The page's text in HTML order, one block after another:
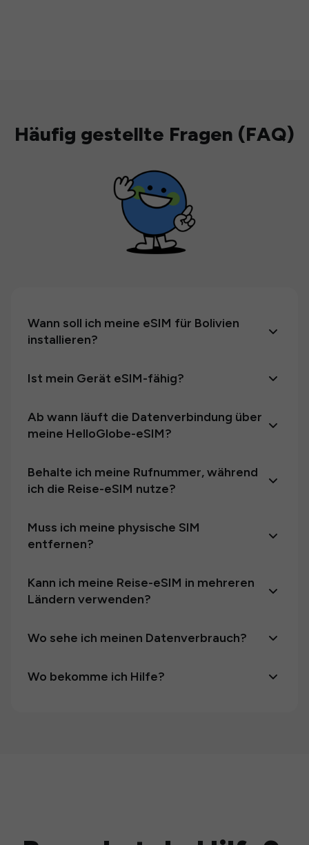
Häufig gestellte Fragen (FAQ)
Wann soll ich meine eSIM für Bolivien
installieren?
Ist mein Gerät eSIM-fähig?
Ab wann läuft die Datenverbindung über
meine HelloGlobe-eSIM?
Behalte ich meine Rufnummer, während
ich die Reise-eSIM nutze?
Muss ich meine physische SIM
entfernen?
Kann ich meine Reise-eSIM in mehreren
Ländern verwenden?
Wo sehe ich meinen Datenverbrauch?
Wo bekomme ich Hilfe?